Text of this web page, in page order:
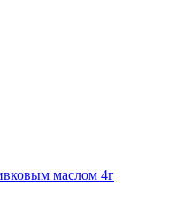
маслом 4г